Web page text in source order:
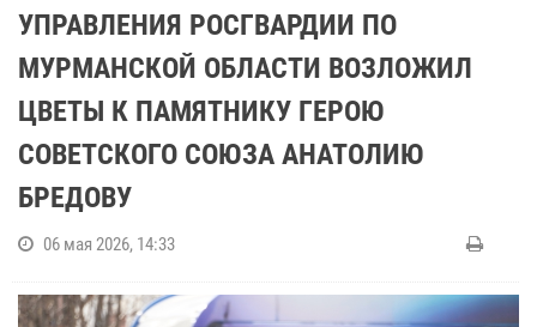
УПРАВЛЕНИЯ РОСГВАРДИИ ПО
МУРМАНСКОЙ ОБЛАСТИ ВОЗЛОЖИЛ
ЦВЕТЫ К ПАМЯТНИКУ ГЕРОЮ
СОВЕТСКОГО СОЮЗА АНАТОЛИЮ
БРЕДОВУ
06 мая 2026, 14:33